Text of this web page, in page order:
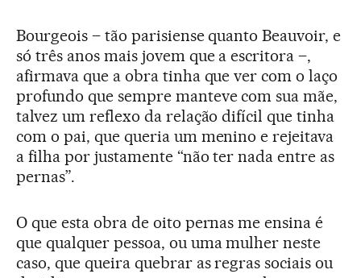
Bourgeois – tão parisiense quanto Beauvoir, e
só três anos mais jovem que a escritora –,
afirmava que a obra tinha que ver com o laço
profundo que sempre manteve com sua mãe,
talvez um reflexo da relação difícil que tinha
com o pai, que queria um menino e rejeitava
a filha por justamente “não ter nada entre as
pernas”.
O que esta obra de oito pernas me ensina é
que qualquer pessoa, ou uma mulher neste
caso, que queira quebrar as regras sociais ou